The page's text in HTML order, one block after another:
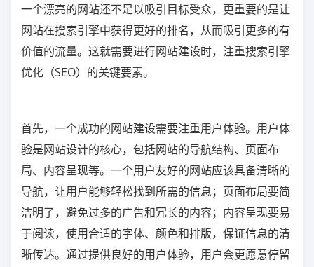
一个漂亮的网站还不足以吸引目标受众，更重要的是让
网站在搜索引擎中获得更好的排名，从而吸引更多的有
价值的流量。这就需要进行网站建设时，注重搜索引擎
优化（SEO）的关键要素。
首先，一个成功的网站建设需要注重用户体验。用户体
验是网站设计的核心，包括网站的导航结构、页面布
局、内容呈现等。一个用户友好的网站应该具备清晰的
导航，让用户能够轻松找到所需的信息；页面布局要简
洁明了，避免过多的广告和冗长的内容；内容呈现要易
于阅读，使用合适的字体、颜色和排版，保证信息的清
晰传达。通过提供良好的用户体验，用户会更愿意停留